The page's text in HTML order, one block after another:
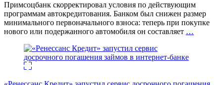
Примсоцбанк скорректировал условия по действующим
программам автокредитования. Банком был снижен размер
минимального первоначального взноса: теперь при покупке
нового или подержанного автомобиля он составляет …